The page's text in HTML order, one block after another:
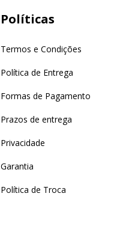
Políticas
Termos e Condições
Política de Entrega
Formas de Pagamento
Prazos de entrega
Privacidade
Garantia
Política de Troca